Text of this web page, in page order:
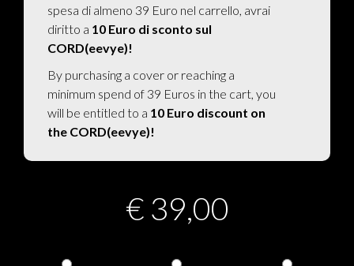
spesa di almeno 39 Euro nel carrello, avrai
diritto a 10 Euro di sconto sul
CORD(eevye)!
By purchasing a cover or reaching a
minimum spend of 39 Euros in the cart, you
will be entitled to a 10 Euro discount on
the CORD(eevye)!
€39,00